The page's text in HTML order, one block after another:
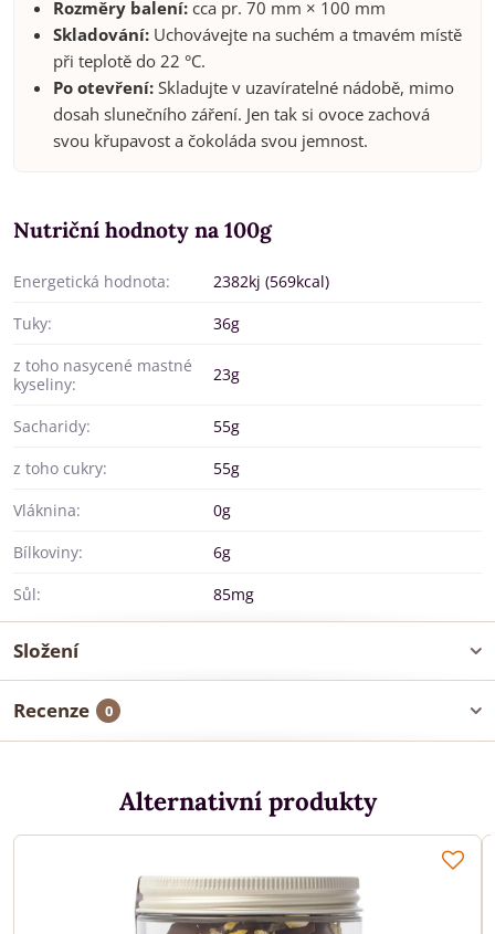
Rozměry balení: cca pr. 70 mm × 100 mm
Skladování: Uchovávejte na suchém a tmavém místě
při teplotě do 22 °C.
Po otevření: Skladujte v uzavíratelné nádobě, mimo
dosah slunečního záření. Jen tak si ovoce zachová
svou křupavost a čokoláda svou jemnost.
Nutriční hodnoty na 100g
Energetická hodnota:
2382kj (569kcal)
Tuky:
36g
z toho nasycené mastné
kyseliny:
23g
Sacharidy:
55g
z toho cukry:
55g
Vláknina:
0g
Bílkoviny:
6g
Sůl:
85mg
Složení
Recenze 0
Alternativní produkty